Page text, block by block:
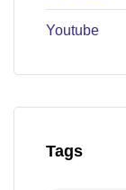
Youtube
Tags